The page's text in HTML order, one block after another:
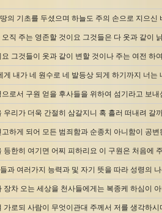
의 기초를 두셨으며 하늘도 주의 손으로 지으신
직 주는 영존할 것이요 그것들은 다 옷과 같이
그것들이 옷과 같이 변할 것이나 주는 여전 하
게 내가 네 원수로 네 발등상 되게 하기까지 너는
로서 구원 얻을 후사들을 위하여 섬기라고 보내
우리가 더욱 간절히 삼갈지니 혹 흘러 떠내려 갈
하게 되어 모든 범죄함과 순종치 아니함이 공변
등한히 여기면 어찌 피하리요 이 구원은 처음에
과 여러가지 능력과 및 자기 뜻을 따라 성령의
장차 오는 세상을 천사들에게는 복종케 하심이
가로되 사람이 무엇이관대 주께서 저를 생각하